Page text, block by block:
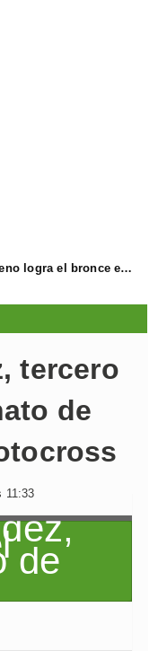
Noemí Moreno logra el bronce en el XXX Biatlón Ciudad de Gijón
tercero
de
11:33